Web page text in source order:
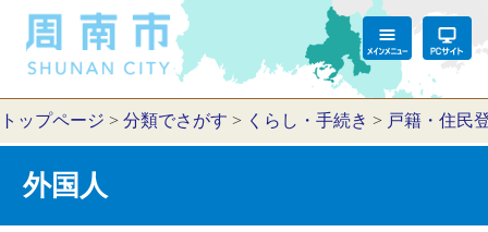
トップページ > 分類でさがす > くらし・手続き > 戸籍・住民
外国人